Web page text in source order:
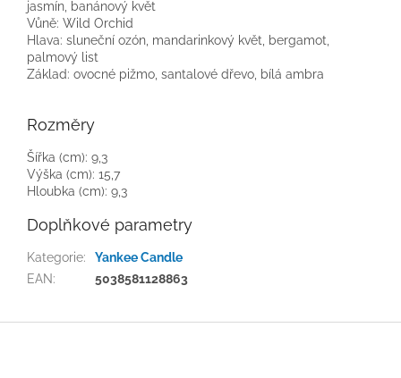
jasmín, banánový květ
Vůně: Wild Orchid
Hlava: sluneční ozón, mandarinkový květ, bergamot,
palmový list
Základ: ovocné pižmo, santalové dřevo, bílá ambra
Rozměry
Šířka (cm): 9,3
Výška (cm): 15,7
Hloubka (cm): 9,3
Doplňkové parametry
Kategorie:
Yankee Candle
EAN: 5038581128863